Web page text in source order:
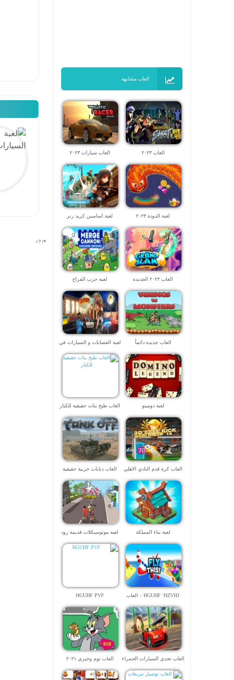
العاب مشابهه
العاب ٢٠٢٣ العاب سيارات ٢٠٢٣
لعبة الدودة ٢٠٢٣ لعبة اساسين كريد رنر
العاب ٢٠٢٢ الجديدة لعبة حرب الفراخ
العاب جديدة دائماً
لعبة العصابات و السيارات في
لعبة دومينو العاب طبخ بنات حقيقية للكبار
العاب كرة قدم النادي الاهلي العاب دبابات حربية حقيقية
لعبة بناء المملكة
لعبة موتوسيكلات قديمة رود
HGUHF ‘HZVHJ – العاب
HGUHF PVF
العاب تحدي السيارات الحمراء العاب توم وجيري ٢٠٢١
*/ ?>